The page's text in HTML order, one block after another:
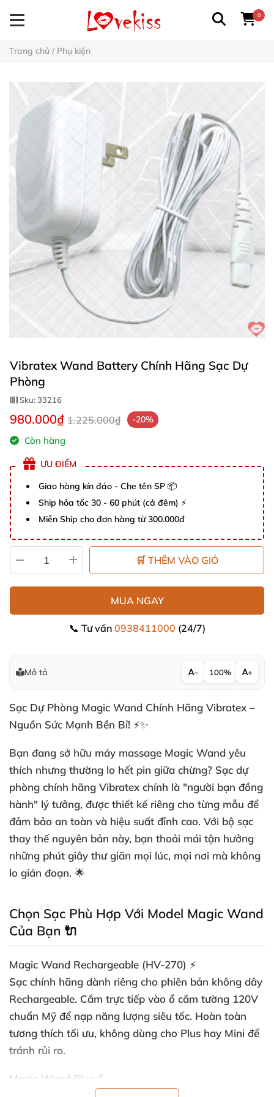
0
Trang chủ / Phụ kiện
Vibratex Wand Battery Chính Hãng Sạc Dự
Phòng
Sku:33216
980.000₫ 1.225.000₫ -20%
Còn hàng
ƯU ĐIỂM
Giao hàng kín đáo - Che tên SP 📦
Ship hỏa tốc 30 - 60 phút (cả đêm) ⚡
Miễn Ship cho đơn hàng từ 300.000đ
🛒 THÊM VÀO GIỎ
MUA NGAY
📞 Tư vấn 0938411000 (24/7)
Mô tả − 100% +
Sạc Dự Phòng Magic Wand Chính Hãng Vibratex –
Nguồn Sức Mạnh Bền Bỉ! ⚡✨
Bạn đang sở hữu máy massage Magic Wand yêu
thích nhưng thường lo hết pin giữa chừng? Sạc dự
phòng chính hãng Vibratex chính là "người bạn đồng
hành" lý tưởng, được thiết kế riêng cho từng mẫu để
đảm bảo an toàn và hiệu suất đỉnh cao. Với bộ sạc
thay thế nguyên bản này, bạn thoải mái tận hưởng
những phút giây thư giãn mọi lúc, mọi nơi mà không
lo gián đoạn. 🌟
Chọn Sạc Phù Hợp Với Model Magic Wand
Của Bạn 🔌
Magic Wand Rechargeable (HV-270) ⚡
Sạc chính hãng dành riêng cho phiên bản không dây
Rechargeable. Cắm trực tiếp vào ổ cắm tường 120V
chuẩn Mỹ để nạp năng lượng siêu tốc. Hoàn toàn
tương thích tối ưu, không dùng cho Plus hay Mini để
tránh rủi ro.
Magic Wand Plus 💪